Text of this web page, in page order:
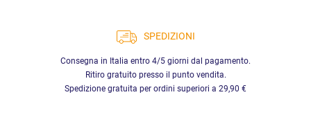
SPEDIZIONI
Consegna in Italia entro 4/5 giorni dal pagamento.
Ritiro gratuito presso il punto vendita.
Spedizione gratuita per ordini superiori a 29,90 €